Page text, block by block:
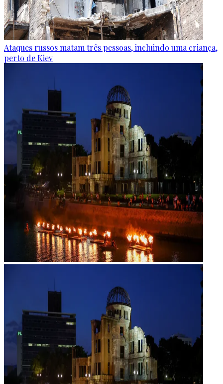
Ataques russos matam três pessoas, incluindo uma criança,
perto de Kiev